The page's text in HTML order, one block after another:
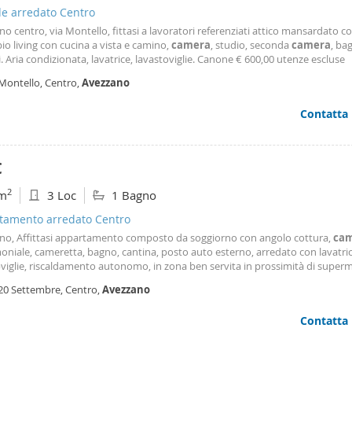
arredato Centro
centro, via Montello, fittasi a lavoratori referenziati attico mansardato
living con cucina a vista e camino, camera, studio, seconda camera,
Aria condizionata, lavatrice, lavastoviglie. Canone € 600,00 utenze escluse
Centro,Avezzano
Contatta
2 3 Loc 1 Bagno
arredato Centro
Affittasi appartamento composto da soggiorno con angolo cottura,
cameretta, bagno, cantina, posto auto esterno, arredato con
riscaldamento autonomo, in zona ben servita in prossimità di
Settembre, Centro,Avezzano
Contatta